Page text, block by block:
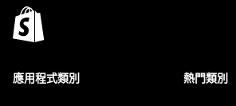
應用程式類別 熱門類別